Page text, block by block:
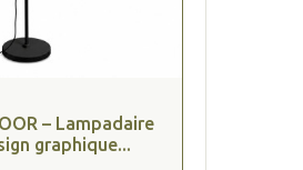
– Lampadaire
graphique...